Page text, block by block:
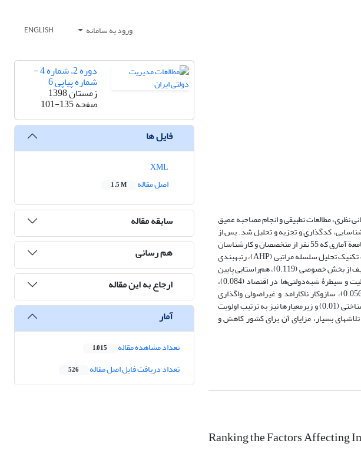
ورود به سامانه ENGLISH
نظری، مطالعات تطبیقی و انجام مصاحبه عمیق
کدگذاری و تجزیه و تحلیل شد. پس از
شناسایی موانع، متغیرهای به­دست آمده در قالب 14 تم اصلی و 92 تم فرعی رتبه­بندی شدند. به منظور رتبه­بندی، ابتدا موانع از طریق جامعة آماری که 55 نفر از متخصصان و کارشناسان
بخش خصوصی و خبرگان دانشگاهی بودند، به صورت تصادفی انتخاب شدند، سپس با استفاده از ماتریس مقایسه‌های زوجی و به کمک تکنیک تحلیل سلسله مراتبی (AHP)، رتبه­بندی
شدند. معیارهای اصلی به ترتیب اولویت سطوح؛ ضعف ساختاری و قدرت و انگیزۀ کم بخش خصوصی (0.13)، حمایت و پشتیبانی مالی ضعیف از بخش خصوصی (0.119)، هم‌راستایی پایین
تصمیمات و اقدامات نهادهای مسئول (0.114)، فقدان دیدگاه آینده‌نگرانه (0.105)، بی‌انضباطی سیاست‌های مالی دولت (0.097)، فعالیت و سیطرۀ شبه‌دولتی‌ها در اقتصاد (0.084)،
محیط غیررقابتی اقتصاد ملی (0.076)، دخالت بیش از اندازۀ دولت در اقتصاد (0.068)، تدوین و اجرای نامناسب قوانین و مقررات (0.056)، سازوکار ناکارامد و غیراصولی واگذاری
(0.042)، ضعف سازوکار ارزیابی (0.031)، سازوکار نامناسب عرضه و تقاضای سهام (0.028)، ضعف‌های فرهنگی (0.02)، ضعف‌های روانشناختی (0.01) و زیرمعیارها نیز به ترتیب اولویت
بسیار، مزایای آن برای کشور کاهش و
Ranking the Factors Affecting
دوره 2، شماره 4 -
شماره پیاپی 6
زمستان 1398
صفحه101-135
فایل ها
اصل مقاله
1.5 M
سابقه مقاله
هم رسانی
ارجاع به این مقاله
آمار
تعداد مشاهده مقاله 1,015
تعداد دریافت فایل اصل مقاله 526